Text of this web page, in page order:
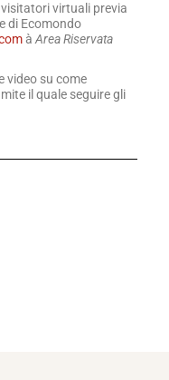
virtuali previa
di Ecomondo
àArea Riservata
video su come
il quale seguire gli